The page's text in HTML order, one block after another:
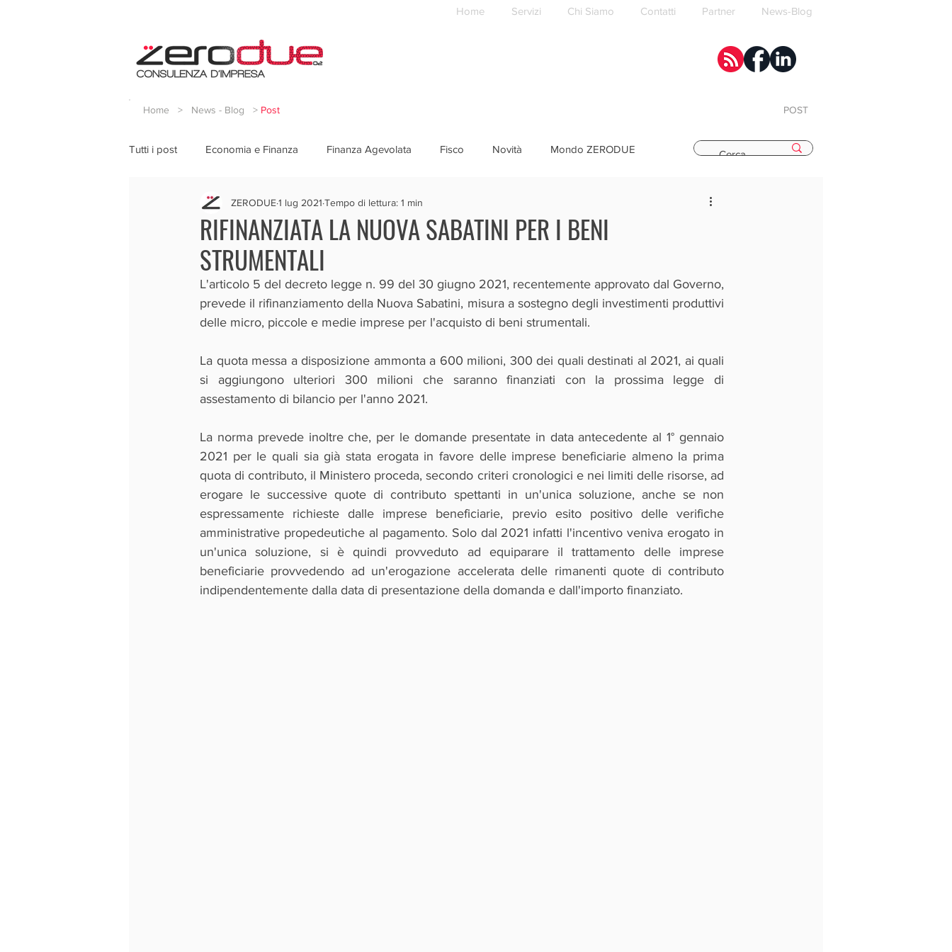
Home Servizi Chi Siamo Contatti Partner News-Blog
Home > News - Blog > Post POST
Tutti i post Economia e Finanza Finanza Agevolata Fisco Novità Mondo ZERODUE
RIFINANZIATA LA NUOVA SABATINI PER I BENI
STRUMENTALI
ZERODUE1 lug 2021 Tempo di lettura: 1 min
L'articolo 5 del decreto legge n. 99 del 30 giugno 2021, recentemente approvato dal Governo,
prevede il rifinanziamento della Nuova Sabatini, misura a sostegno degli investimenti produttivi
delle micro, piccole e medie imprese per l'acquisto di beni strumentali.
La quota messa a disposizione ammonta a 600 milioni, 300 dei quali destinati al 2021, ai quali
si aggiungono ulteriori 300 milioni che saranno finanziati con la prossima legge di
assestamento di bilancio per l'anno 2021.
La norma prevede inoltre che, per le domande presentate in data antecedente al 1° gennaio
2021 per le quali sia già stata erogata in favore delle imprese beneficiarie almeno la prima
quota di contributo, il Ministero proceda, secondo criteri cronologici e nei limiti delle risorse, ad
erogare le successive quote di contributo spettanti in un'unica soluzione, anche se non
espressamente richieste dalle imprese beneficiarie, previo esito positivo delle verifiche
amministrative propedeutiche al pagamento. Solo dal 2021 infatti l'incentivo veniva erogato in
un'unica soluzione, si è quindi provveduto ad equiparare il trattamento delle imprese
beneficiarie provvedendo ad un'erogazione accelerata delle rimanenti quote di contributo
indipendentemente dalla data di presentazione della domanda e dall'importo finanziato.